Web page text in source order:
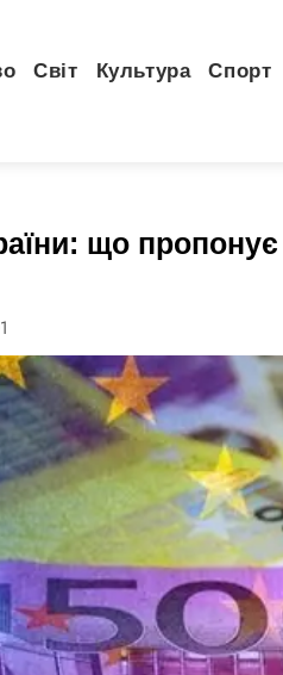
Світ Культура Спорт
що